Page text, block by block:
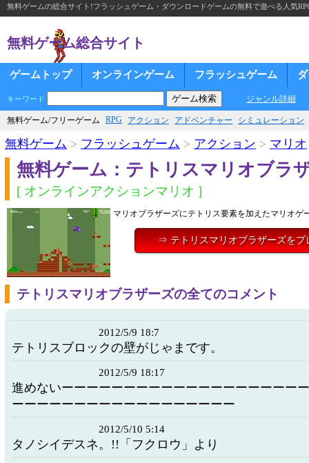
無料ゲームの総合サイト!フラッシュゲーム・ダウンロードゲームの無料で遊べる人気
無料ゲーム総合サイト
ゲームトップ オンラインゲーム フラッシュゲーム
キーワード ジャンル詳細
無料ゲーム/フリーゲーム RPG アクション アドベンチャー シミュレーション
無料ゲーム > フラッシュゲーム > アクション > マリオ
無料ゲーム：テトリスマリオブラ
[ オンラインアクションマリオ ]
マリオブラザーズにテトリス要素を加えたマリオゲ
⇒ テトリスマリオブラザーズをプ
テトリスマリオブラザーズの全てのコメント
2012/5/9 18:7
テトリスブロックの壁がじゃまです。
2012/5/9 18:17
進めないーーーーーーーーーーーーーーーーーーー
ーーーーーーーーーーーーーーーーーー
2012/5/10 5:14
タノシイデスネ。!!「フクロウ」より